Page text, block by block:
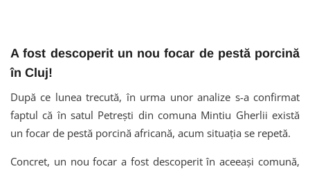
A fost descoperit un nou focar de pestă porcină
în Cluj!
După ce lunea trecută, în urma unor analize s-a confirmat
faptul că în satul Petrești din comuna Mintiu Gherlii există
un focar de pestă porcină africană, acum situația se repetă.
Concret, un nou focar a fost descoperit în aceeași comună,